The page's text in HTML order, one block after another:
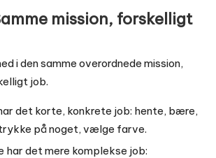
mission, forskelligt
i den samme overordnede mission,
job.
det korte, konkrete job: hente, bære,
på noget, vælge farve.
har det mere komplekse job: